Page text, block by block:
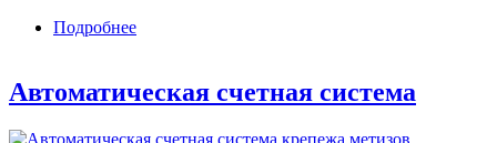
Подробнее
Автоматическая счетная система